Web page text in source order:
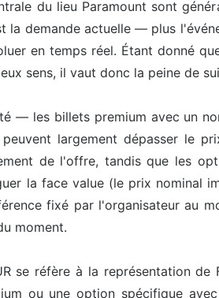
du lieu Paramount sont
la demande actuelle — plus
en temps réel. Étant donné
sens, il vaut donc la peine de
— les billets premium avec un
largement dépasser le
de l'offre, tandis que les
la face value (le prix
fixé par l'organisateur au
moment.
se réfère à la représentation
ou une option spécifique